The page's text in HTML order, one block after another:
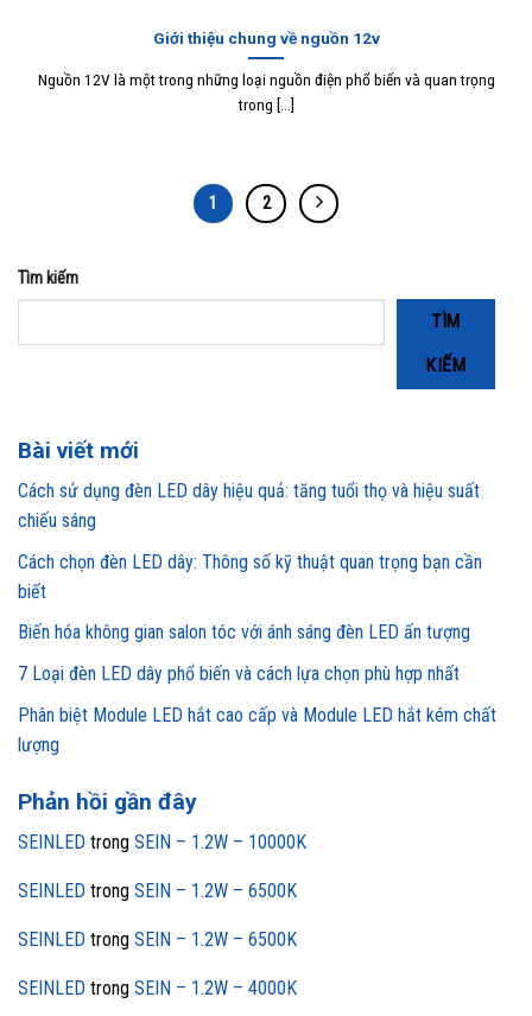
Giới thiệu chung về nguồn 12v
Nguồn 12V là một trong những loại nguồn điện phổ biến và quan trọng
trong [...]
1 2
Tìm kiếm
TÌM
KIẾM
Bài viết mới
Cách sử dụng đèn LED dây hiệu quả: tăng tuổi thọ và hiệu suất
chiếu sáng
Cách chọn đèn LED dây: Thông số kỹ thuật quan trọng bạn cần
biết
Biến hóa không gian salon tóc với ánh sáng đèn LED ấn tượng
7 Loại đèn LED dây phổ biến và cách lựa chọn phù hợp nhất
Phân biệt Module LED hắt cao cấp và Module LED hắt kém chất
lượng
Phản hồi gần đây
SEINLED trong SEIN – 1.2W – 10000K
SEINLED trong SEIN – 1.2W – 6500K
SEINLED trong SEIN – 1.2W – 6500K
SEINLED trong SEIN – 1.2W – 4000K